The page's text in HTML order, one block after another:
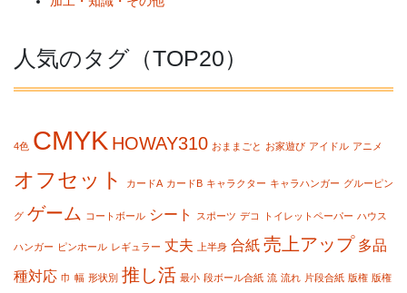
人気のタグ（TOP20）
4色 CMYK HOWAY310 おままごと お家遊び アイドル アニメ
オフセット カードA カードB キャラクター キャラハンガー グルーピン
グ ゲーム コートボール シート スポーツ デコ トイレットペーパー ハウス
ハンガー ピンホール レギュラー 丈夫 上半身 合紙 売上アップ 多品
種対応 巾 幅 形状別 推し活 最小 段ボール合紙 流 流れ 片段合紙 版権 版権